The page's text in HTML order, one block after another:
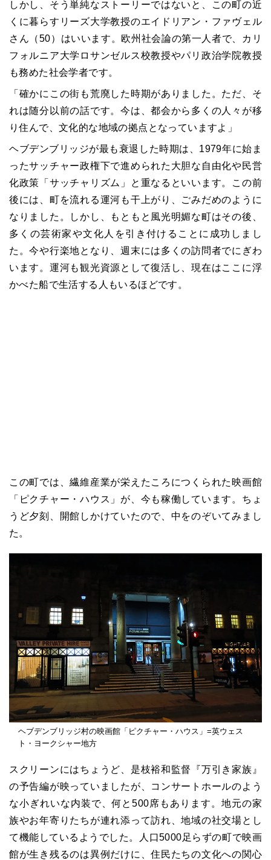
しかし、そう単純なストーリーではないと、この町の近
くに暮らすリーズ大学教授のエイドリアン・ファヴェル
さん（50）はいいます。欧州社会論の第一人者で、カリ
フォルニア大学ロサンゼルス校教授やパリ政治学院教授
も務めた社会学者です。
「確かにこの街も荒廃した時期がありました。ただ、そ
れは随分以前の話です。今は、都会から多くの人々が移
り住んで、文化的な地域の拠点となっていますよ」
ヘブデンブリッジが最も衰退した時期は、1979年に始ま
ったサッチャー政権下で進められた大胆な自由化や民営
化政策「サッチャリズム」と重なるといいます。この前
後には、町を流れる運河も干上がり、ごみだめのように
なりました。しかし、もともと風光明媚な町はその後、
多くの芸術家や文化人を引き付けることに成功しまし
た。今や行楽地となり、週末には多くの訪問者でにぎわ
います。運河も観光資源として復活し、現在はここに浮
かべた船で生活する人もいるほどです。
この町では、繊維産業が栄えたころにつくられた映画館
「ピクチャー・ハウス」が、今も稼働しています。ちょ
うど夕刻、開館しかけていたので、中をのぞいてみまし
た。
ヘブデンブリッジ村の映画館「ピクチャー・ハウス」=英ウェス
ト・ヨークシャー地方
スクリーンにはちょうど、是枝裕和監督『万引き家族』
の予告編が映っていましたが、コンサートホールのよう
な小ぎれいな内装で、何と500席もあります。地元の家
族やお年寄りたちが連れ添って訪れ、地域の社交場とし
て機能しているようでした。人口5000足らずの町で映画
館が生き残るのは異例だけに、住民たちの文化への関心